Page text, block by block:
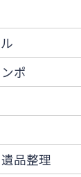
ポ
品整理